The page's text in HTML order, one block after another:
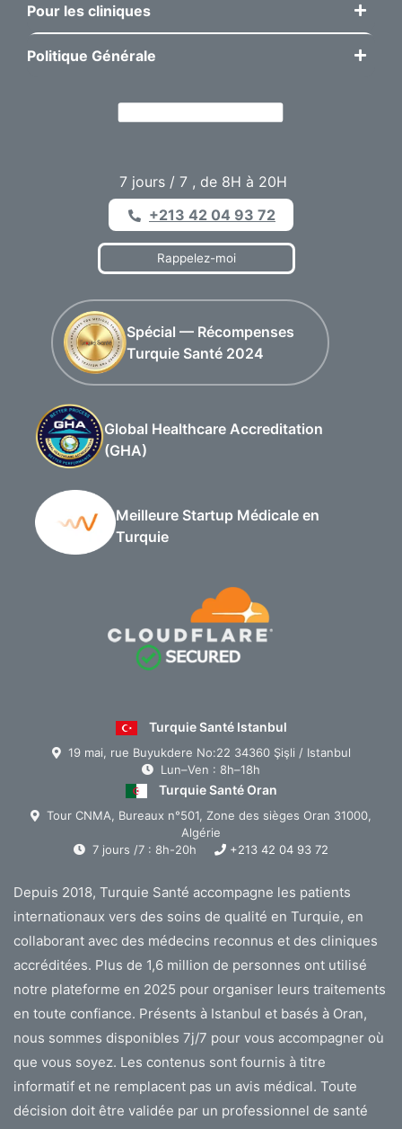
Pour les cliniques
Politique Générale
7 jours / 7 , de 8H à 20H
+213 42 04 93 72
Rappelez-moi
Spécial — Récompenses
Turquie Santé 2024
Global Healthcare Accreditation
(GHA)
Meilleure Startup Médicale en
Turquie
Turquie Santé Istanbul
19 mai, rue Buyukdere No:22 34360 Şişli / Istanbul
Lun–Ven : 8h–18h
Turquie Santé Oran
Tour CNMA, Bureaux n°501, Zone des sièges Oran 31000,
Algérie
7 jours /7 : 8h-20h
+213 42 04 93 72
Depuis 2018, Turquie Santé accompagne les patients
internationaux vers des soins de qualité en Turquie, en
collaborant avec des médecins reconnus et des cliniques
accréditées. Plus de 1,6 million de personnes ont utilisé
notre plateforme en 2025 pour organiser leurs traitements
en toute confiance. Présents à Istanbul et basés à Oran,
nous sommes disponibles 7j/7 pour vous accompagner où
que vous soyez. Les contenus sont fournis à titre
informatif et ne remplacent pas un avis médical. Toute
décision doit être validée par un professionnel de santé